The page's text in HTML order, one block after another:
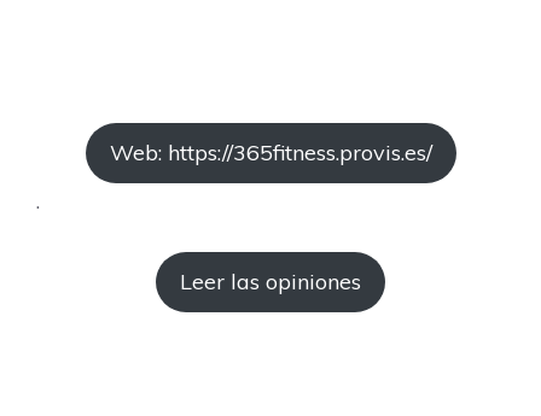
Web: https://365fitness.provis.es/
.
Leer las opiniones